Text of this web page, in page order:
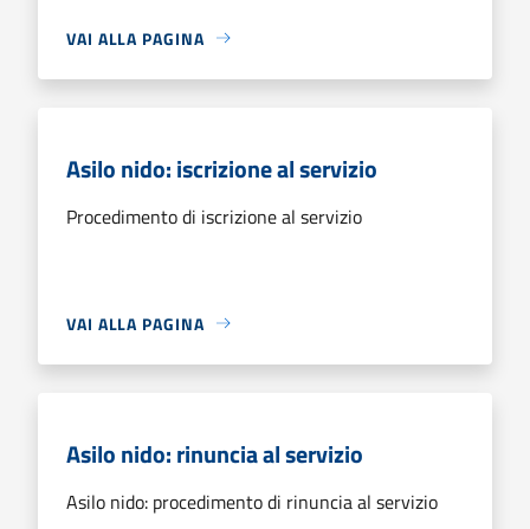
VAI ALLA PAGINA
Asilo nido: iscrizione al servizio
Procedimento di iscrizione al servizio
VAI ALLA PAGINA
Asilo nido: rinuncia al servizio
Asilo nido: procedimento di rinuncia al servizio